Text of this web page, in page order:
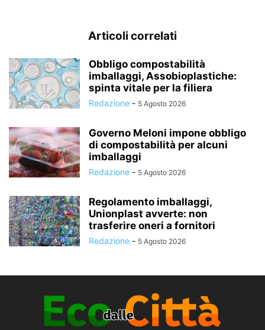
Articoli correlati
Obbligo compostabilità
imballaggi, Assobioplastiche:
spinta vitale per la filiera
Redazione - 5 Agosto 2026
Governo Meloni impone obbligo
di compostabilità per alcuni
imballaggi
Redazione - 5 Agosto 2026
Regolamento imballaggi,
Unionplast avverte: non
trasferire oneri a fornitori
Redazione - 5 Agosto 2026